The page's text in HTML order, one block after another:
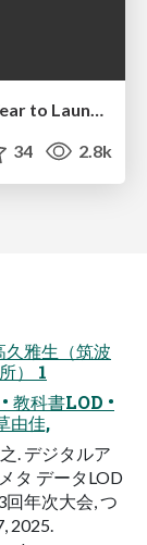
34 2.8k
雅生（筑波
） 1
教科書LOD •
由佳,
. デジタルア
タ データLOD
年次大会, つ
2025.